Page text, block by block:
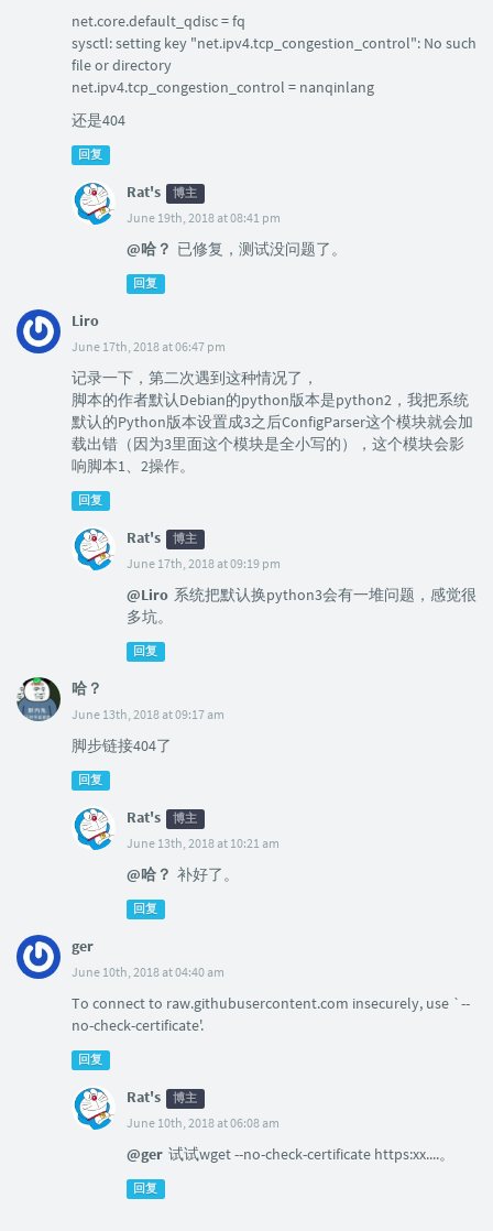
net.core.default_qdisc = fq
sysctl: setting key "net.ipv4.tcp_congestion_control": No such
file or directory
net.ipv4.tcp_congestion_control = nanqinlang
还是404
回复
Rat's 博主
June 19th, 2018 at 08:41 pm
@哈？ 已修复，测试没问题了。
回复
Liro
June 17th, 2018 at 06:47 pm
记录一下，第二次遇到这种情况了，
脚本的作者默认Debian的python版本是python2，我把系统
默认的Python版本设置成3之后ConfigParser这个模块就会加
载出错（因为3里面这个模块是全小写的），这个模块会影
响脚本1、2操作。
回复
Rat's 博主
June 17th, 2018 at 09:19 pm
@Liro 系统把默认换python3会有一堆问题，感觉很
多坑。
回复
哈？
June 13th, 2018 at 09:17 am
脚步链接404了
回复
Rat's 博主
June 13th, 2018 at 10:21 am
@哈？ 补好了。
回复
ger
June 10th, 2018 at 04:40 am
To connect to raw.githubusercontent.com insecurely, use `--
no-check-certificate'.
回复
Rat's 博主
June 10th, 2018 at 06:08 am
@ger 试试wget --no-check-certificate https:xx....。
回复